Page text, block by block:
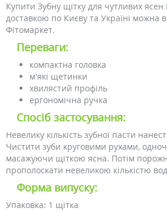
Купити Зубну щітку для чутливих
доставкою по Києву та Україні можна
Фітомаркет.
Переваги:
компактна головка
м'які щетинки
хвилястий профіль
ергономічна ручка
Спосіб застосування:
Невелику кількість зубної пасти
Чистити зуби круговими рухами,
масажуючи щіткою ясна. Потім
прополоскати невеликою кількістю
Форма випуску:
Упаковка: 1 щітка